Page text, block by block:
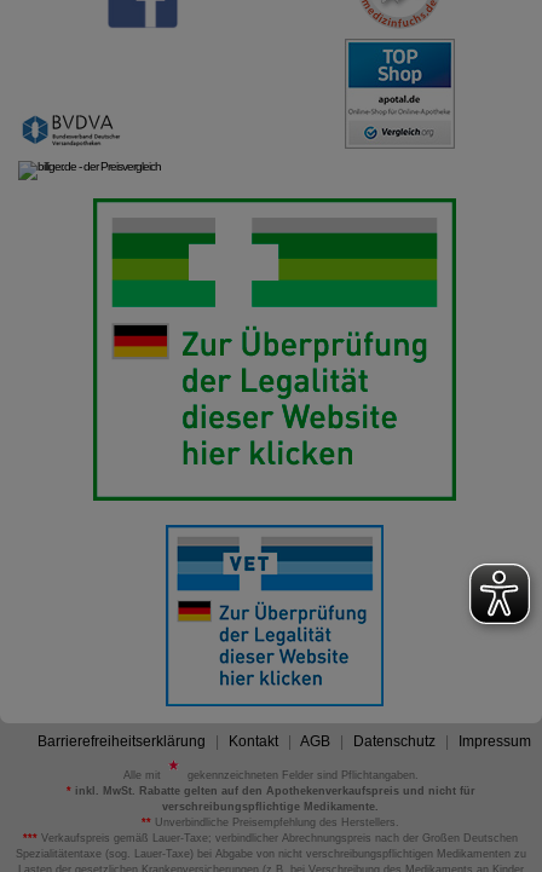
Barrierefreiheitserklärung Kontakt AGB Datenschutz Impressum
Alle mit
gekennzeichneten Felder sind Pflichtangaben.
*inkl. MwSt. Rabatte gelten auf den Apothekenverkaufspreis und nicht für
verschreibungspflichtige Medikamente.
** Unverbindliche Preisempfehlung des Herstellers.
*** Verkaufspreis gemäß Lauer-Taxe; verbindlicher Abrechnungspreis nach der Großen Deutschen
Spezialitätentaxe (sog. Lauer-Taxe) bei Abgabe von nicht verschreibungspflichtigen Medikamenten zu
Lasten der gesetzlichen Krankenversicherungen (z.B. bei Verschreibung des Medikaments an Kinder